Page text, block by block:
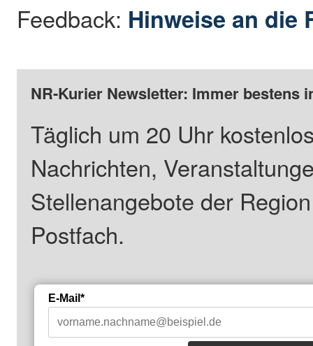
Feedback: Hinweise an die
NR-Kurier Newsletter: Immer bestens
Täglich um 20 Uhr
Nachrichten,
Stellenangebote der
Postfach.
E-Mail*